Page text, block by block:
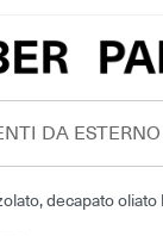
DA ESTERNO
decapato